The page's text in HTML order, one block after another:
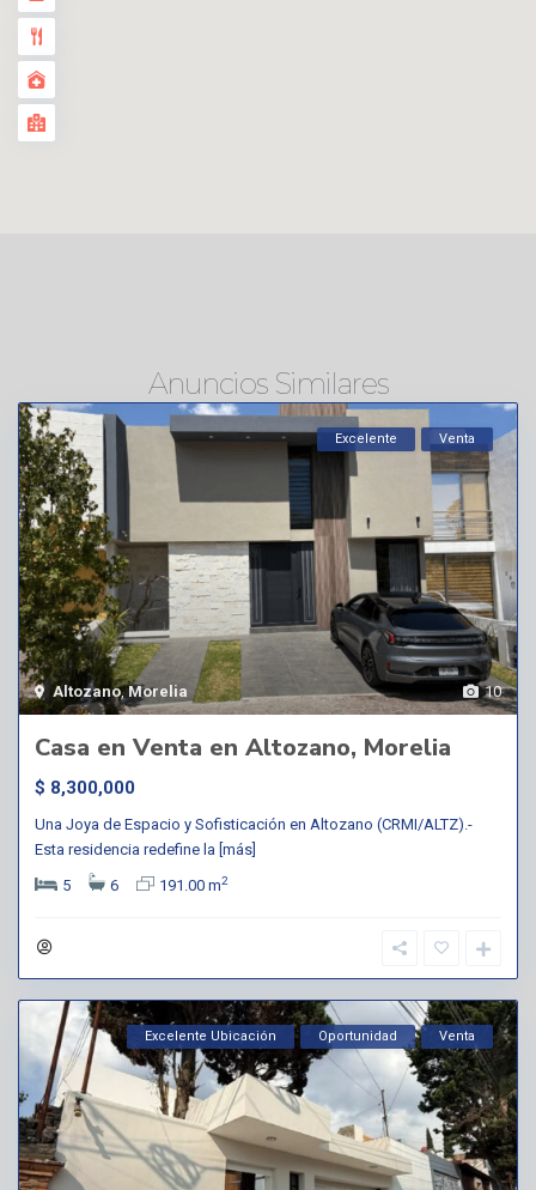
Anuncios Similares
10
Altozano,Morelia
Excelente Venta
Casa en Venta en Altozano, Morelia
$ 8,300,000
Una Joya de Espacio y Sofisticación en Altozano (CRMI/ALTZ).-
Esta residencia redefine la [más]
5
6 191.00 m2
Excelente Ubicación Oportunidad Venta